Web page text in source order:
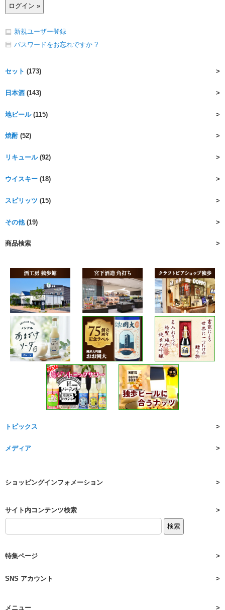
新規ユーザー登録
パスワードをお忘れですか ?
セット (173)
日本酒 (143)
地ビール(115)
焼酎(52)
リキュール(92)
ウイスキー (18)
スピリッツ (15)
その他(19)
商品検索
トピックス
メディア
ショッピングインフォメーション
サイト内コンテンツ検索
特集ページ
SNS アカウント
メニュー